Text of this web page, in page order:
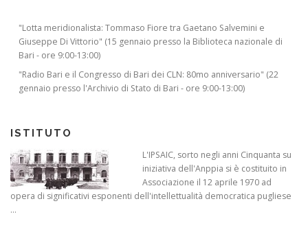
"Lotta meridionalista: Tommaso Fiore tra Gaetano Salvemini e
Giuseppe Di Vittorio" (15 gennaio presso la Biblioteca nazionale di
Bari - ore 9:00-13:00)
"Radio Bari e il Congresso di Bari dei CLN: 80mo anniversario" (22
gennaio presso l'Archivio di Stato di Bari - ore 9:00-13:00)
ISTITUTO
L'IPSAIC, sorto negli anni Cinquanta su
iniziativa dell'Anppia si è costituito in
Associazione il 12 aprile 1970 ad
opera di significativi esponenti dell'intellettualità democratica pugliese
...